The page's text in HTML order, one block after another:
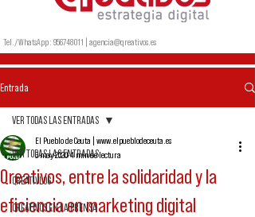
Tel./WhatsApp: 956748011 |agencia@qreativos.es
Entrada
VER TODAS LAS ENTRADAS
QREATIVLOG
QREATIVOS EN LA PRENSA
VER TODAS LAS ENTRADAS
Qreativos, entre la solidaridad y la
eficiencia en marketing digital
El Pueblo de Ceuta | www.elpueblodeceuta.es
6 may 2020 4 min de lectura